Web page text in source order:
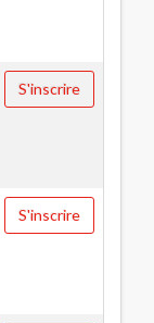
S'inscrire
S'inscrire